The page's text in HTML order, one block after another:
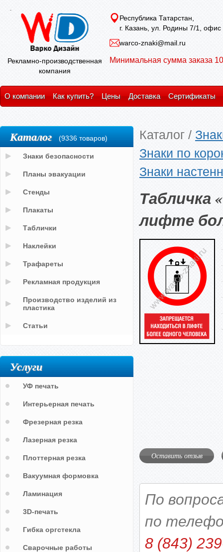
Рекламно-производственная
компания
Республика Татарстан,
г. Казань, ул. Родины 7/1, офис
warco-znaki@mail.ru
Минимальная сумма заказа
О компании Как купить? Цены Доставка Сертификаты
Каталог /
Знаки по
Знаки
Табличка
лифте
Оставить отзыв
По
по
8 (843)
Каталог (9336 товаров)
Знаки безопасности
Планы эвакуации
Стенды
Плакаты
Таблички
Наклейки
Трафареты
Рекламная продукция
Производство изделий из
пластика
Статьи
Услуги
УФ печать
Интерьерная печать
Фрезерная резка
Лазерная резка
Плоттерная резка
Вакуумная формовка
Ламинация
3D-печать
Гибка оргстекла
Сварочные работы